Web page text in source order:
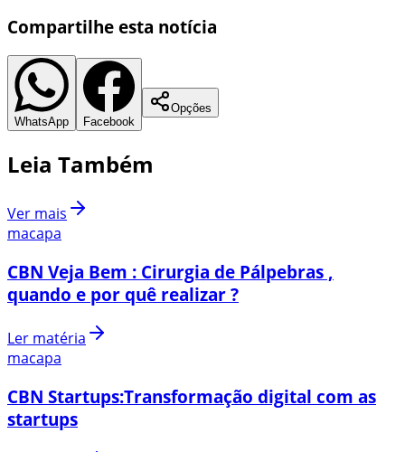
Compartilhe esta notícia
WhatsApp Facebook
Opções
Leia Também
Ver mais
macapa
CBN Veja Bem : Cirurgia de Pálpebras ,
quando e por quê realizar ?
Ler matéria
macapa
CBN Startups:Transformação digital com as
startups